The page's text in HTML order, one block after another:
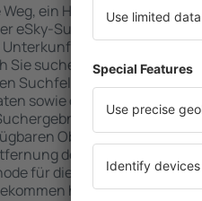
ein Hotel in Vimianzo zu
eSky-Suchmaschine für
garantiert,
suchen. Geben Sie den
Suchfelder ein, wählen Sie
sowie die Anzahl der Gäste
werden die
Objekte angezeigt.
des Hotels vom
für die Unterkunft oder
hat, überprüfen.